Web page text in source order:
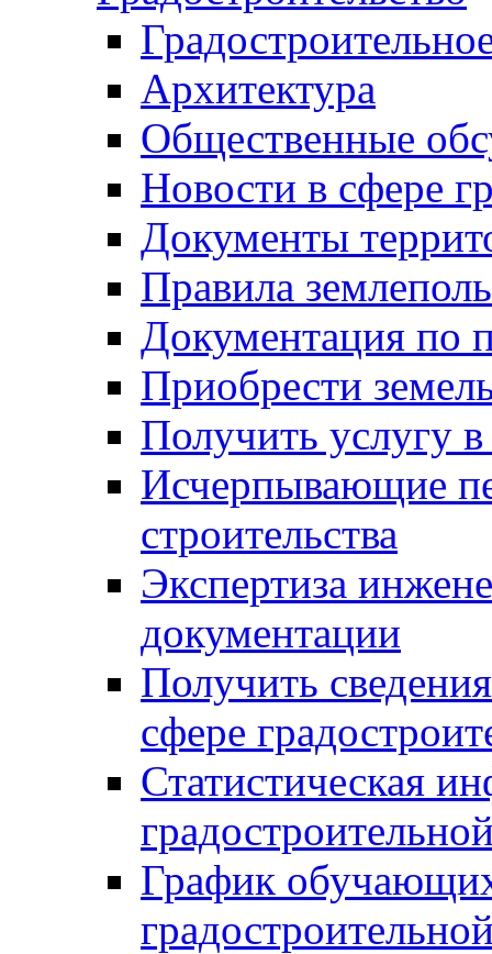
Архитектура
Общественные
Новости в сфере
Документы
Правила
Документация по
Приобрести
Получить услугу в
Исчерпывающие
строительства
Экспертиза
документации
Получить
сфере
Статистическая
График